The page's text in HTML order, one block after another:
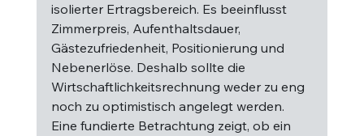
isolierter Ertragsbereich. Es beeinflusst
Zimmerpreis, Aufenthaltsdauer,
Gästezufriedenheit, Positionierung und
Nebenerlöse. Deshalb sollte die
Wirtschaftlichkeitsrechnung weder zu eng
noch zu optimistisch angelegt werden.
Eine fundierte Betrachtung zeigt, ob ein